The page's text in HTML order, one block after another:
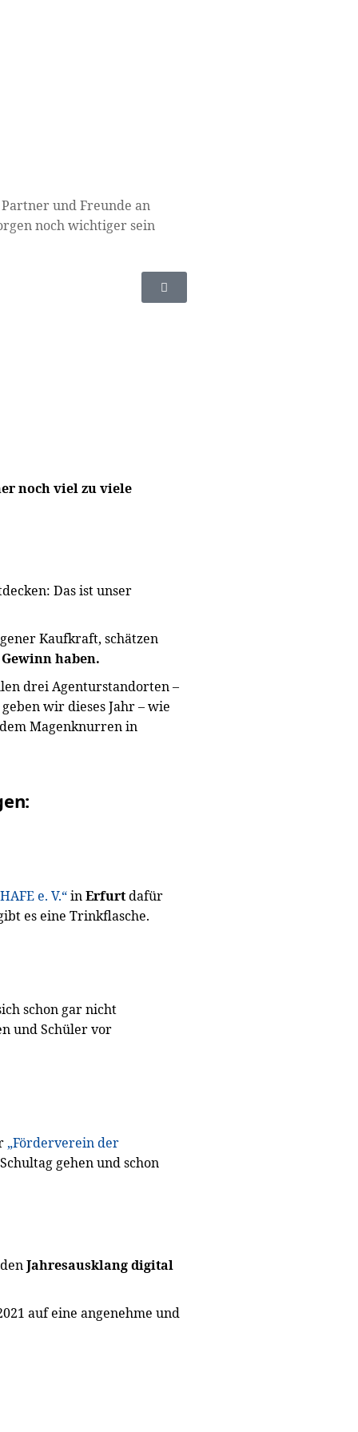
und Freunde an
noch wichtiger sein
noch viel zu viele
Das ist unser
Kaufkraft, schätzen
haben.
drei Agenturstandorten –
geben wir dieses Jahr – wie
Magenknurren in
e. V.“inErfurtdafür
es eine Trinkflasche.
schon gar nicht
und Schüler vor
„Förderverein der
gehen und schon
Jahresausklang digital
auf eine angenehme und